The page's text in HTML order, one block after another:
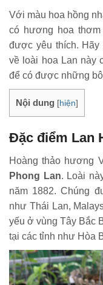
Với màu hoa hồng
có hương hoa
được yêu thích. Hãy
về loài hoa Lan này
để có được những
Nội dung [hiện]
Đặc điểm Lan
Hoàng thảo hương
Phong Lan. Loài
năm 1882. Chúng
như Thái Lan,
yếu ở vùng Tây Bắc
tại các tỉnh như Hòa